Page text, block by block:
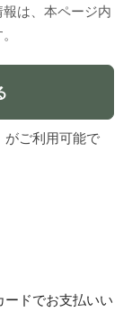
は、本ページ内
がご利用可能で
ードでお支払いい